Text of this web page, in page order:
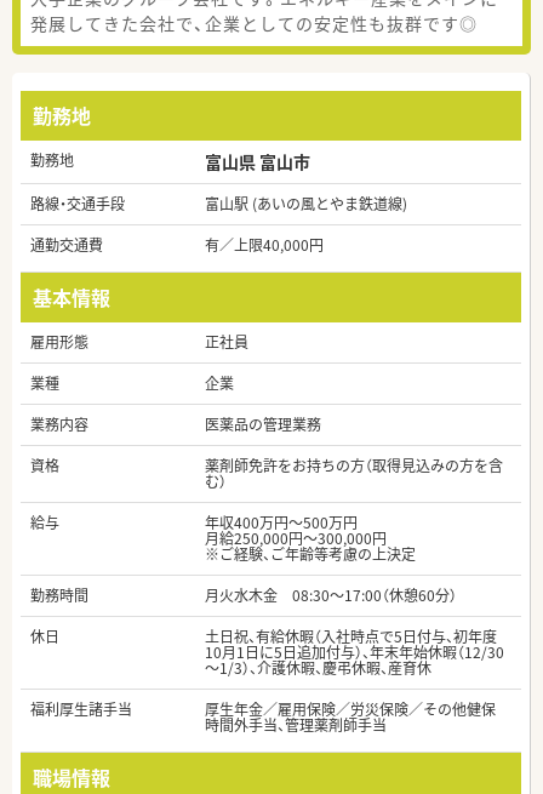
発展してきた会社で、企業としての安定性も抜群です◎
勤務地
勤務地 富山県 富山市
路線・交通手段
富山駅 (あいの風とやま鉄道線)
通勤交通費
有／上限40,000円
基本情報
雇用形態
正社員
業種
企業
業務内容
医薬品の管理業務
資格
薬剤師免許をお持ちの方（取得見込みの方を含
む）
給与
年収400万円～500万円
月給250,000円～300,000円
※ご経験、ご年齢等考慮の上決定
勤務時間
月火水木金 08:30～17:00（休憩60分）
休日
土日祝、有給休暇（入社時点で5日付与、初年度
10月1日に5日追加付与）、年末年始休暇（12/30
～1/3）、介護休暇、慶弔休暇、産育休
福利厚生諸手当
厚生年金／雇用保険／労災保険／その他健保
時間外手当、管理薬剤師手当
職場情報